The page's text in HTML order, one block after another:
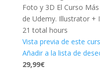
Foto y 3D El Curso
de Udemy. Illustrator +
21 total hours
Vista previa de este
Añadir a la lista de
29,99€